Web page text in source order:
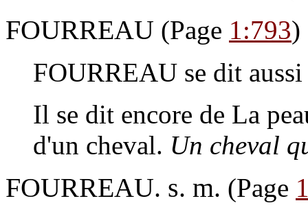
FOURREAU (Page 1:793)
FOURREAU se dit
Il se dit encore de La
d'un cheval. Un cheval
FOURREAU. s. m. (Page